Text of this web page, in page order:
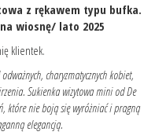
z rękawem typu bufka.
wiosnę/ lato 2025
klientek.
charyzmatycznych kobiet,
Sukienka wizytowa mini od De
które nie boją się wyróżniać i pragną
elegancją.